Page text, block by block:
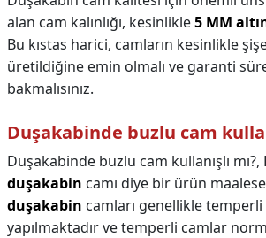
alan cam kalınlığı, kesinlikle5 MM
Bu kıstas harici, camların kesinlikle
üretildiğine emin olmalı ve garanti
bakmalısınız.
Duşakabinde buzlu cam
Duşakabinde buzlu cam kullanışlı mı?,
duşakabin camı diye bir ürün
duşakabin camları genellikle
yapılmaktadır ve temperli camlar